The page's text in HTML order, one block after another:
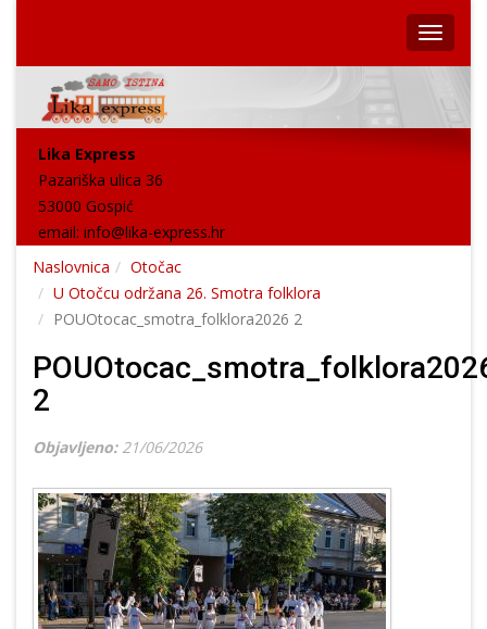
Lika Express
Pazariška ulica 36
53000 Gospić
email: info@lika-express.hr
Naslovnica
Otočac
U Otočcu održana 26. Smotra folklora
POUOtocac_smotra_folklora2026 2
2
Objavljeno: 21/06/2026